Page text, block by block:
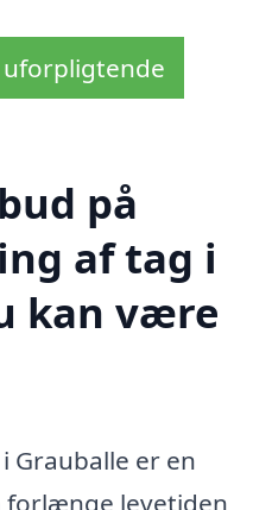
uforpligtende
på
af tag i
kan være
Grauballe er en
forlænge levetiden